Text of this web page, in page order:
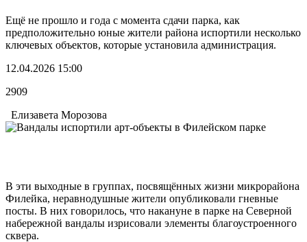
Ещё не прошло и года с момента сдачи парка, как
предположительно юные жители района испортили несколько
ключевых объектов, которые установила администрация.
12.04.2026 15:00
2909
Елизавета Морозова
В эти выходные в группах, посвящённых жизни микрорайона
Филейка, неравнодушные жители опубликовали гневные
посты. В них говорилось, что накануне в парке на Северной
набережной вандалы изрисовали элементы благоустроенного
сквера.